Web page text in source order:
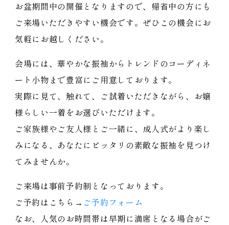
お盆期間中の開催となりますので、帰省中の方にも
ご来場いただきやすい機会です。ぜひこの機会にお
気軽にお越しください。
会場には、華やかな振袖からトレンドのコーディネ
ート小物まで豊富にご用意しております。
実際に見て、触れて、ご試着いただきながら、お嬢
様らしい一着をお選びいただけます。
ご家族様やご友人様とご一緒に、成人式がより楽し
みになる、あなたにピッタリの素敵な振袖を見つけ
てみませんか。
ご来場は事前予約制となっております。
ご予約はこちら→ ご予約フォーム
なお、人気のお時間帯は早期に満席となる場合がご